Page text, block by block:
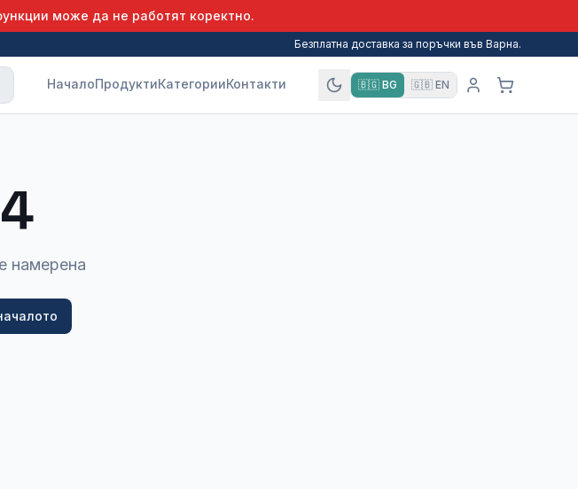
може да не работят коректно.
Безплатна доставка за поръчки във Варна.
НачалоПродуктиКатегорииКонтакти 🇧🇬 BG 🇬🇧 EN
намерена